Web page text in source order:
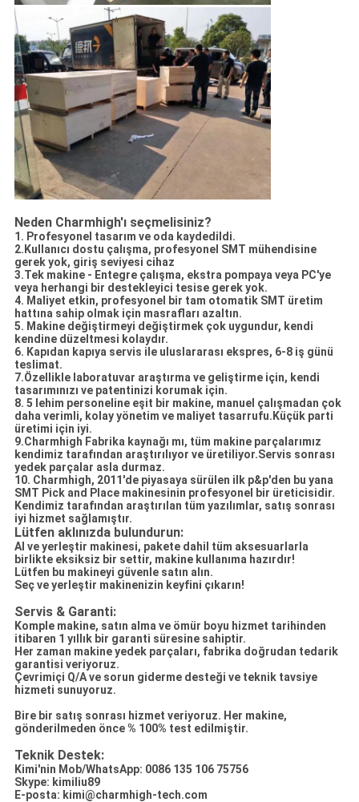
Neden Charmhigh'ı seçmelisiniz?
1. Profesyonel tasarım ve oda kaydedildi.
2.Kullanıcı dostu çalışma, profesyonel SMT mühendisine
gerek yok, giriş seviyesi cihaz
3.Tek makine - Entegre çalışma, ekstra pompaya veya PC'ye
veya herhangi bir destekleyici tesise gerek yok.
4. Maliyet etkin, profesyonel bir tam otomatik SMT üretim
hattına sahip olmak için masrafları azaltın.
5. Makine değiştirmeyi değiştirmek çok uygundur, kendi
kendine düzeltmesi kolaydır.
6. Kapıdan kapıya servis ile uluslararası ekspres, 6-8 iş günü
teslimat.
7.Özellikle laboratuvar araştırma ve geliştirme için, kendi
tasarımınızı ve patentinizi korumak için.
8. 5 lehim personeline eşit bir makine, manuel çalışmadan çok
daha verimli, kolay yönetim ve maliyet tasarrufu.Küçük parti
üretimi için iyi.
9.Charmhigh Fabrika kaynağı mı, tüm makine parçalarımız
kendimiz tarafından araştırılıyor ve üretiliyor.Servis sonrası
yedek parçalar asla durmaz.
10. Charmhigh, 2011'de piyasaya sürülen ilk p&p'den bu yana
SMT Pick and Place makinesinin profesyonel bir üreticisidir.
Kendimiz tarafından araştırılan tüm yazılımlar, satış sonrası
iyi hizmet sağlamıştır.
Lütfen aklınızda bulundurun:
Al ve yerleştir makinesi, pakete dahil tüm aksesuarlarla
birlikte eksiksiz bir settir, makine kullanıma hazırdır!
Lütfen bu makineyi güvenle satın alın.
Seç ve yerleştir makinenizin keyfini çıkarın!
Servis & Garanti:
Komple makine, satın alma ve ömür boyu hizmet tarihinden
itibaren 1 yıllık bir garanti süresine sahiptir.
Her zaman makine yedek parçaları, fabrika doğrudan tedarik
garantisi veriyoruz.
Çevrimiçi Q/A ve sorun giderme desteği ve teknik tavsiye
hizmeti sunuyoruz.
Bire bir satış sonrası hizmet veriyoruz. Her makine,
gönderilmeden önce % 100% test edilmiştir.
Teknik Destek:
Kimi'nin Mob/WhatsApp: 0086 135 106 75756
Skype: kimiliu89
E-posta: kimi@charmhigh-tech.com